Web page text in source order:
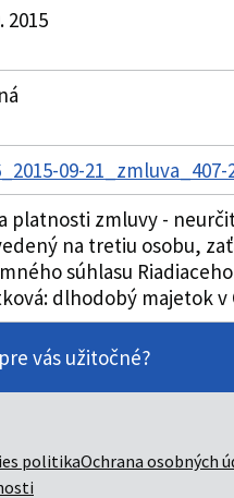
2015
09-
platnosti zmluvy -
na tretiu osobu,
súhlasu
dlhodobý majetok v
vás užitočné?
politikaOchrana osobných